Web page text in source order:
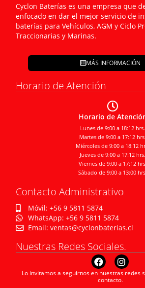
Cyclon Baterías es una empresa que
enfocado en dar el mejor servicio de
baterías para Vehículos, AGM y Ciclo
Traccionarias y Marinas.
MÁS INFORMACIÓN
Horario de Atención
Horario de
Lunes de 9:00 a 18:12 hrs.
Martes de 9:00 a 17:12 hrs.
Miércoles de 9:00 a 18:12
Jueves de 9:00 a 17:12 hrs.
Viernes de 9:00 a 17:12
Sábado de 9:00 a 13:00
Contacto Administrativo
Móvil: +56 9 5811 5874
WhatsApp: +56 9 5811 5874
Email: ventas@cyclonbaterias.cl
Nuestras Redes Sociales.
Lo invitamos a seguirnos en nuestras redes
contacto.